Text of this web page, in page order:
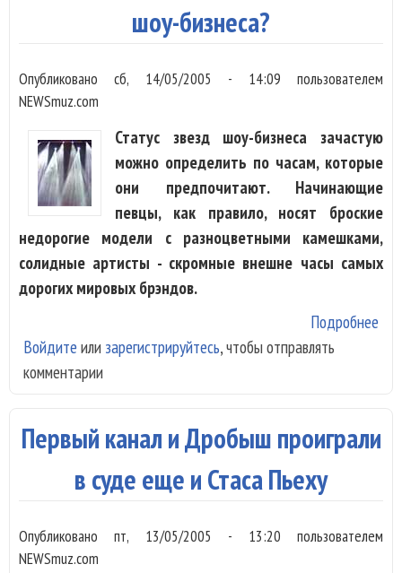
шоу-бизнеса?
Опубликованосб, 14/05/2005 - 14:09 пользователем
NEWSmuz.com
Статус звезд шоу-бизнеса зачастую
можно определить по часам, которые
они предпочитают. Начинающие
певцы, как правило, носят броские
недорогие модели с разноцветными камешками,
солидные артисты - скромные внешне часы самых
дорогих мировых брэндов.
Подробнее
Войдите или зарегистрируйтесь, чтобы отправлять
комментарии
Первый канал и Дробыш проиграли
в суде еще и Стаса Пьеху
Опубликованопт, 13/05/2005 - 13:20 пользователем
NEWSmuz.com